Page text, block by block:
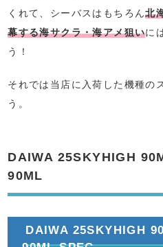
くれて、シーバスはもちろん北
幕する海サクラ・海アメ狙いに
う！
それでは当店に入荷した機種の
う。
DAIWA 25SKYHIGH
90ML
DAIWA 25SKYHIGH